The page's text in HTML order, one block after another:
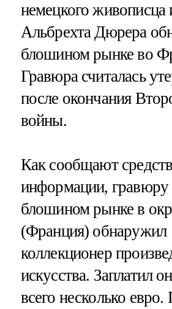
немецкого живописца
Альбрехта Дюрера
блошином рынке во
Гравюра считалась
после окончания
войны.
Как сообщают
информации, гравюру
блошином рынке в
(Франция) обнаружил
коллекционер
искусства. Заплатил
всего несколько